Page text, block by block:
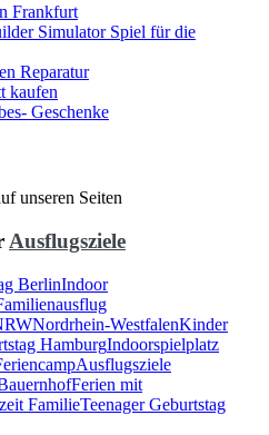
Frankfurt
Simulator Spiel für die
Reparatur
kaufen
Geschenke
unseren Seiten
Ausflugsziele
BerlinIndoor
Nordrhein-WestfalenKinder
HamburgIndoorspielplatz
Ausflugsziele
Ferien mit
FamilieTeenager Geburtstag